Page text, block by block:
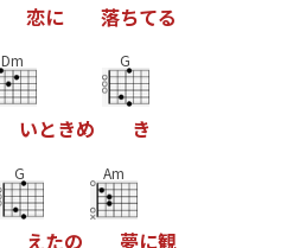
恋に 落ちてる
Dm
いときめ
G
き
G
えたの
Am
夢に観